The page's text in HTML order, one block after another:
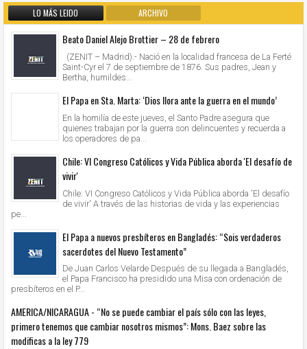
LO MÁS LEIDO ARCHIVO
Beato Daniel Alejo Brottier – 28 de febrero
(ZENIT – Madrid).- Nació en la localidad francesa de La Ferté
Saint-Cyr el 7 de septiembre de 1876. Sus padres, Jean y
Bertha, humildes...
El Papa en Sta. Marta: ‘Dios llora ante la guerra en el mundo’
En la homilía de este jueves, el Santo Padre asegura que
quienes trabajan por la guerra son delincuentes y recuerda a
los operadores de pa...
Chile: VI Congreso Católicos y Vida Pública aborda 'El desafío de
vivir'
Chile: VI Congreso Católicos y Vida Pública aborda 'El desafío
de vivir' A través de las historias de vida y las experiencias
pe...
El Papa a nuevos presbíteros en Bangladés: “Sois verdaderos
sacerdotes del Nuevo Testamento”
De Juan Carlos Velarde Después de su llegada a Bangladés,
el Papa Francisco ha presidido una Misa con ordenación de
presbíteros en el P...
AMERICA/NICARAGUA - “No se puede cambiar el país sólo con las leyes,
primero tenemos que cambiar nosotros mismos”: Mons. Baez sobre las
modificas a la ley 779